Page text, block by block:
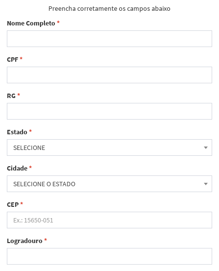
Preencha corretamente os campos abaixo
Nome Completo*
CPF*
RG*
Estado*
SELECIONE
Cidade*
SELECIONE O ESTADO
CEP*
Logradouro*